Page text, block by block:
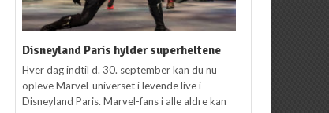
Disneyland Paris hylder superheltene
Hver dag indtil d. 30. september kan du nu
opleve Marvel-universet i levende live i
Disneyland Paris. Marvel-fans i alle aldre kan